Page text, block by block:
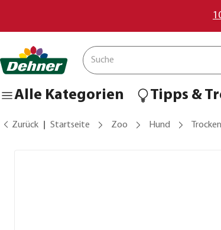
Alle Kategorien Tipps &
Zurück Startseite Zoo Hund